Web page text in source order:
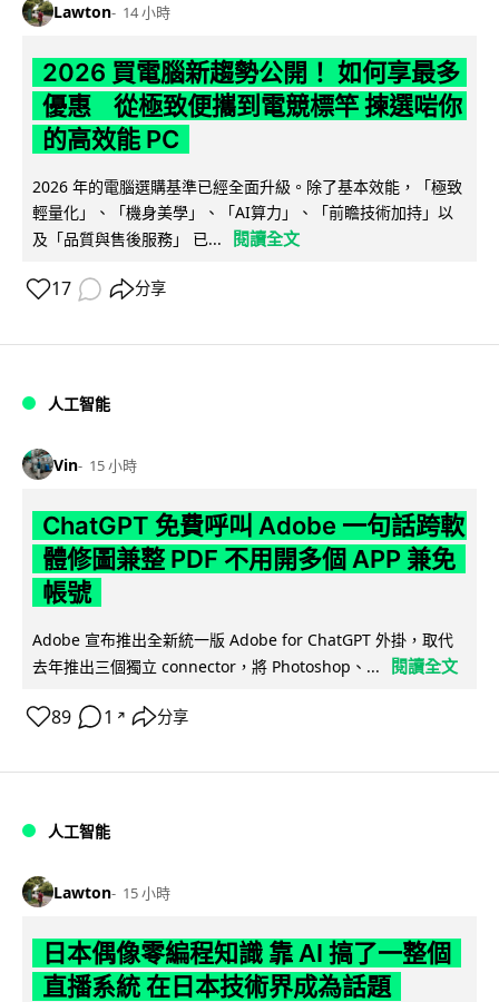
Lawton 14 小時
2026 買電腦新趨勢公開！ 如何享最多
優惠 從極致便攜到電競標竿 揀選啱你
的高效能 PC
2026 年的電腦選購基準已經全面升級。除了基本效能，「極致
輕量化」、「機身美學」、「AI算力」、「前瞻技術加持」以
及「品質與售後服務」 已...
閱讀全文
17 分享
人工智能
Vin 15 小時
ChatGPT 免費呼叫 Adobe 一句話跨軟
體修圖兼整 PDF 不用開多個 APP 兼免
帳號
Adobe 宣布推出全新統一版 Adobe for ChatGPT 外掛，取代
去年推出三個獨立 connector，將 Photoshop、...
閱讀全文
89 1 ↗ 分享
人工智能
Lawton 15 小時
日本偶像零編程知識 靠 AI 搞了一整個
直播系統 在日本技術界成為話題